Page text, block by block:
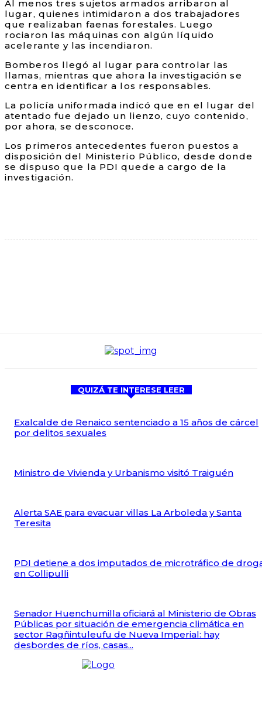
Al menos tres sujetos armados arribaron al
lugar, quienes intimidaron a dos trabajadores
que realizaban faenas forestales. Luego
rociaron las máquinas con algún líquido
acelerante y las incendiaron.
Bomberos llegó al lugar para controlar las
llamas, mientras que ahora la investigación se
centra en identificar a los responsables.
La policía uniformada indicó que en el lugar del
atentado fue dejado un lienzo, cuyo contenido,
por ahora, se desconoce.
Los primeros antecedentes fueron puestos a
disposición del Ministerio Público, desde donde
se dispuso que la PDI quede a cargo de la
investigación.
QUIZÁ TE INTERESE LEER
Exalcalde de Renaico sentenciado a 15 años de cárcel
por delitos sexuales
Ministro de Vivienda y Urbanismo visitó Traiguén
Alerta SAE para evacuar villas La Arboleda y Santa
Teresita
PDI detiene a dos imputados de microtráfico de
en Collipulli
Senador Huenchumilla oficiará al Ministerio de Obras
Públicas por situación de emergencia climática en
sector Ragñintuleufu de Nueva Imperial: hay
desbordes de ríos, casas...